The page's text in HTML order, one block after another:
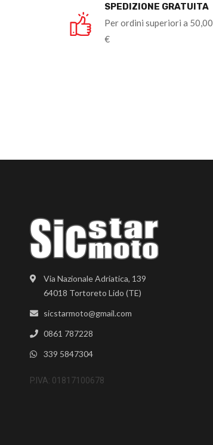
SPEDIZIONE GRATUITA
Per ordini superiori a 50,00
€
Via Nazionale Adriatica, 139
64018 Tortoreto Lido (TE)
sicstarmoto@gmail.com
0861 787228
339 5847304
P.IVA: 01817100678